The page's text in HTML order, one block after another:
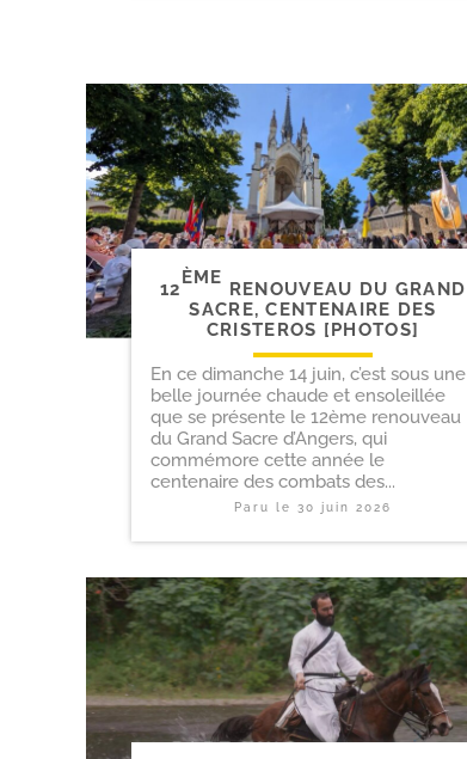
12
ÈME
RENOUVEAU DU GRAND
SACRE, CENTENAIRE DES
CRISTEROS [PHOTOS]
En ce dimanche 14 juin, c’est sous une
belle journée chaude et ensoleillée
que se présente le 12ème renouveau
du Grand Sacre d’Angers, qui
commémore cette année le
centenaire des combats des...
Paru le 30 juin 2026